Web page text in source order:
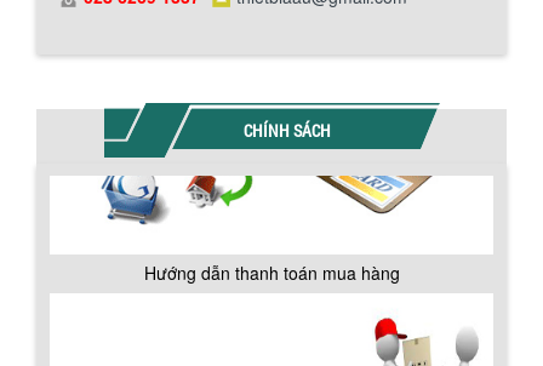
CHÍNH SÁCH
Hướng dẫn thanh toán mua hàng
làm giảm nhiệt độ của nguyên...
Máy trộn bột khô 500kg được thiết kế
thân bồn nằm ngang, với cánh trộn bột
Máy trộn bột khô 200kg được gia công
sản xuất tại công ty Á Âu. Máy dùng
trộn các loại bột khô trong các ngành...